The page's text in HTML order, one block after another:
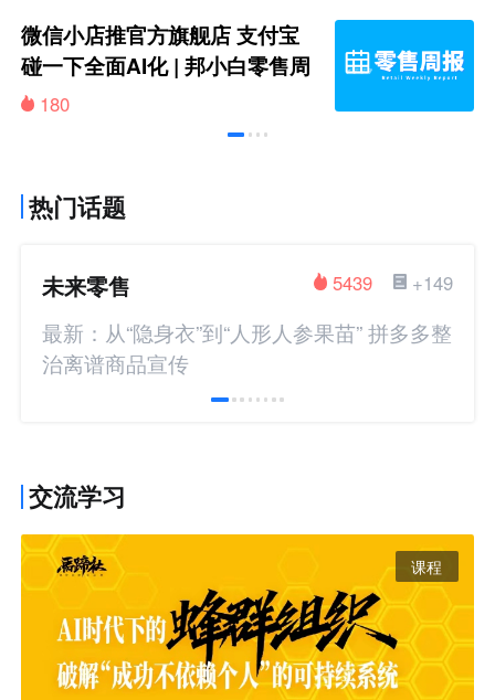
微信小店推官方旗舰店 支付宝
碰一下全面AI化 | 邦小白零售周
报180
热门话题
未来零售 +149
5439
最新：从“隐身衣”到“人形人参果苗” 拼多多整
治离谱商品宣传
交流学习
课程